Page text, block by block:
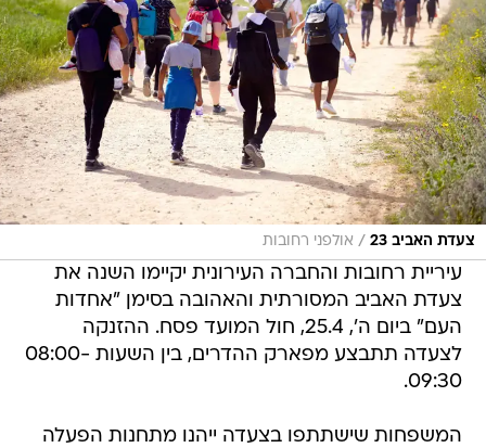
צעדת האביב 23 / אולפני רחובות
עיריית רחובות והחברה העירונית יקיימו השנה את
צעדת האביב המסורתית והאהובה בסימן "אחדות
העם" ביום ה', 25.4, חול המועד פסח. ההזנקה
לצעדה תתבצע מפארק ההדרים, בין השעות 08:00-
09:30.
המשפחות שישתתפו בצעדה ייהנו מתחנות הפעלה